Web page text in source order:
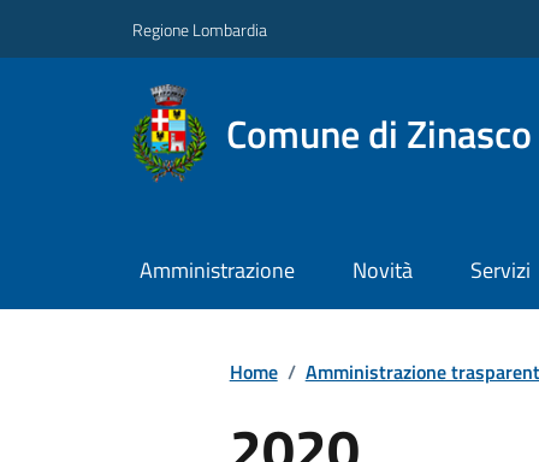
Regione Lombardia
Comune di Zinasco
Amministrazione Novità Servizi
Home / Amministrazione